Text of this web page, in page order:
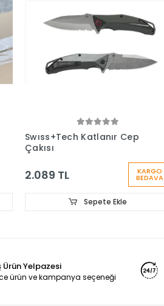
Swıss+Tech Katlanır Cep
Çakısı
2.089 TL KARGO
BEDAVA
Sepete Ekle
Ürün Yelpazesi
ürün ve kampanya seçeneği